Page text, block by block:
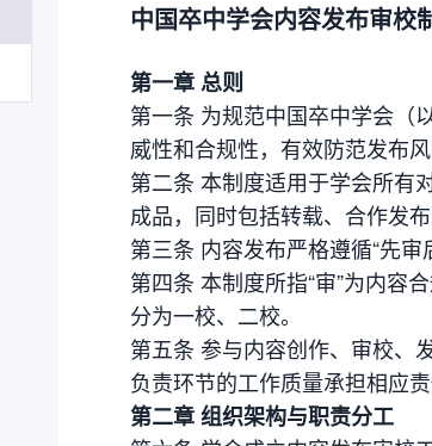
中国卒中学会内容发布审校
第一章 总则
第一条 为规范中国卒中学会（
威性和合规性，有效防范发布
第二条 本制度适用于学会所有
成品，同时包括转载、合作发布
第三条 内容发布严格遵循“先
第四条 本制度所指“审”为内容
分为一校、二校。
第五条 参与内容创作、审校、
负责环节的工作质量承担相应责
第二章 组织架构与职责分工